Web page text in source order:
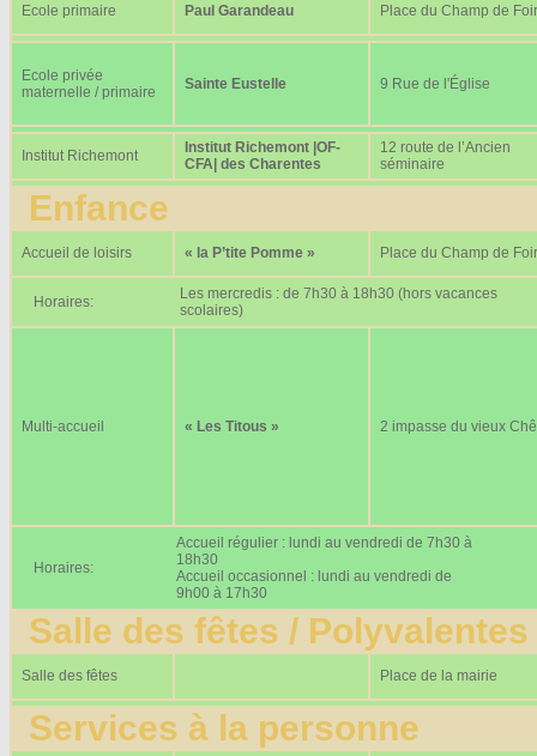
Ecole primaire Paul Garandeau Place du Champ de
Ecole privée
maternelle / primaire
Sainte Eustelle 9 Rue de l'Église
Institut Richemont
Institut Richemont |OF-
CFA| des Charentes
12 route de l’Ancien
séminaire
Enfance
Accueil de loisirs « la P’tite Pomme » Place du Champ de
Horaires:
Les mercredis : de 7h30 à 18h30 (hors vacances
scolaires)
Multi-accueil « Les Titous » 2 impasse du vieux
Horaires:
Accueil régulier : lundi au vendredi de 7h30 à
18h30
Accueil occasionnel : lundi au vendredi de
9h00 à 17h30
Salle des fêtes / Polyvalentes
Salle des fêtes Place de la mairie
Services à la personne